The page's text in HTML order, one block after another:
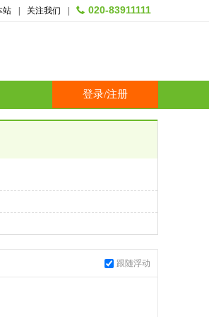
站 关注我们 020-83911111
登录/注册
跟随浮动